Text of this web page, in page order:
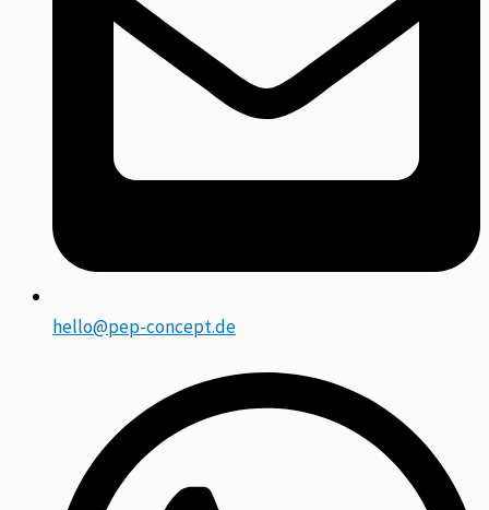
hello@pep-concept.de